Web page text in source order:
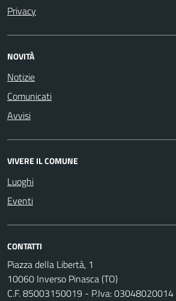
Privacy
NOVITÀ
Notizie
Comunicati
Avvisi
VIVERE IL COMUNE
Luoghi
Eventi
CONTATTI
Piazza della Libertà, 1
10060 Inverso Pinasca (TO)
C.F. 85003150019 - P.Iva: 03048020014